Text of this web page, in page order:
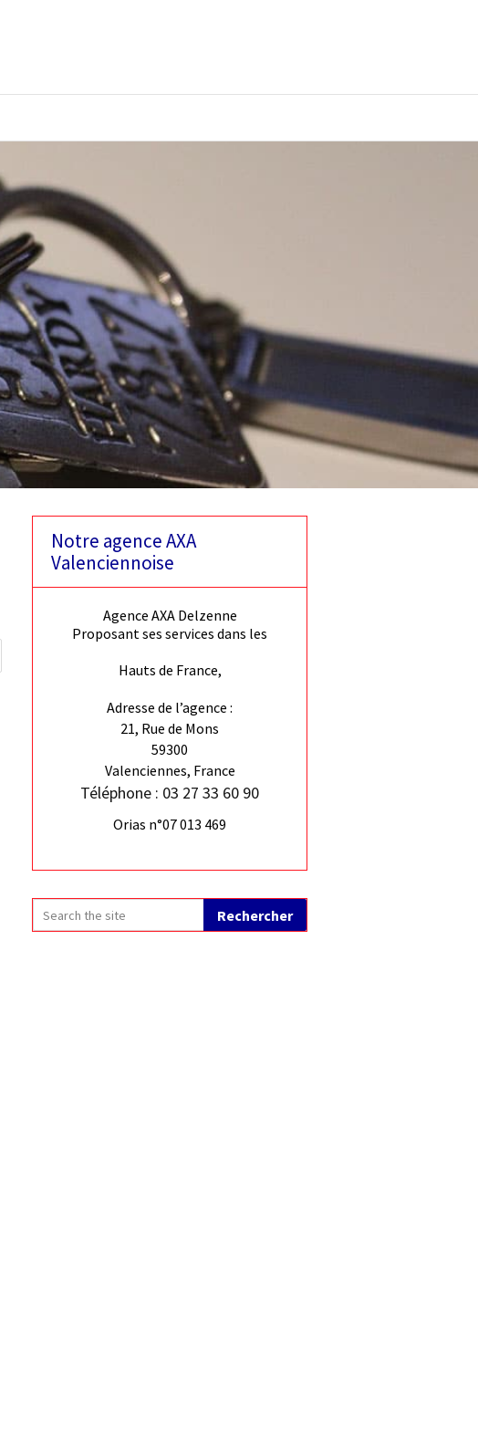
Notre agence AXA
Valenciennoise
Agence AXA Delzenne
Proposant ses services dans les
Hauts de France,
Adresse de l’agence :
21, Rue de Mons
59300
Valenciennes, France
Téléphone : 03 27 33 60 90
Orias n°07 013 469
Rechercher